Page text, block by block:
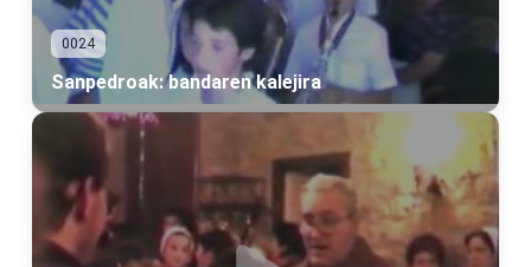
0024
Sanpedroak: bandaren kalejira